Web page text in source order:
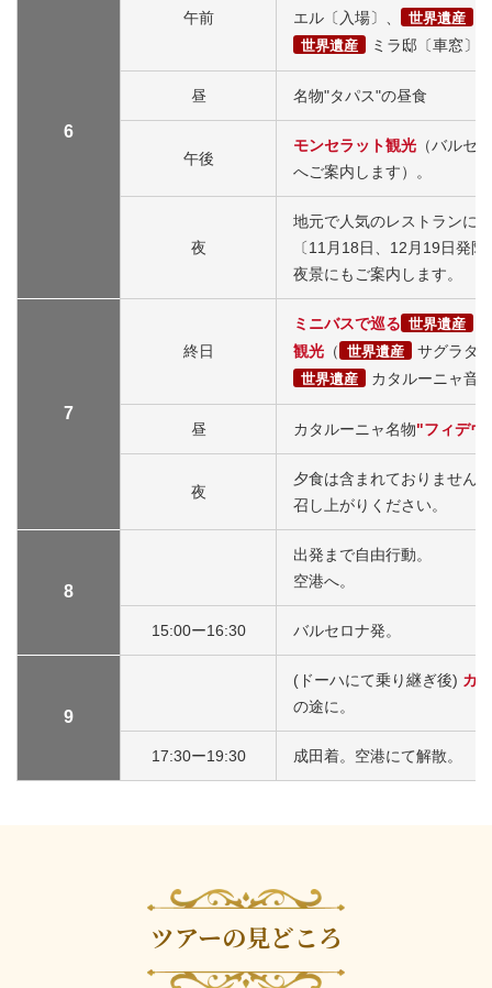
6
午前
エル〔入場〕、
世界遺産
世界遺産 ミラ邸〔車窓〕
昼 名物"タパス"の昼食
午後
モンセラット観光 （バルセ
へご案内します）。
夜
地元で人気のレストランにて
〔11月18日、12月19日発
夜景にもご案内します。
7
終日
ミニバスで巡る 世界遺産
観光 （ 世界遺産 サグラダ
世界遺産 カタルーニャ音
昼 カタルーニャ名物"フィデウ
夜
夕食は含まれておりません
召し上がりください。
8
出発まで自由行動。
空港へ。
15:00ー16:30 バルセロナ発。
9
(ドーハにて乗り継ぎ後) カ
の途に。
17:30ー19:30 成田着。空港にて解散。
ツアーの見どころ